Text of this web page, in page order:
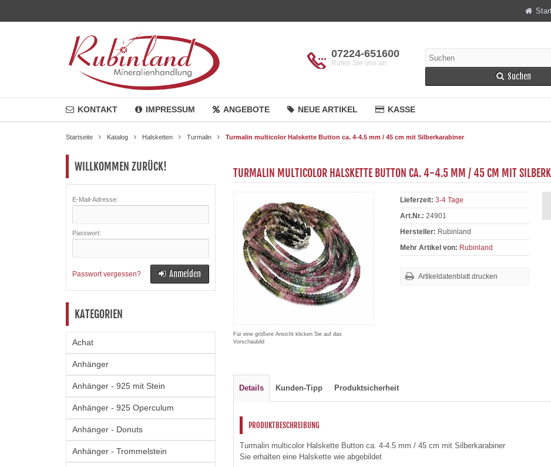
Suchen
07224-651600
Rufen Sie uns an
KONTAKT IMPRESSUM ANGEBOTE NEUE ARTIKEL KASSE
Startseite Katalog Halsketten Turmalin Turmalin multicolor Halskette Button ca. 4-4.5 mm / 45 cm mit Silberkarabiner
TURMALIN MULTICOLOR HALSKETTE BUTTON CA. 4-4.5 MM / 45 CM MIT
Für eine größere Ansicht klicken Sie auf das
Vorschaubild
Lieferzeit: 3-4 Tage
Art.Nr.: 24901
Hersteller: Rubinland
Mehr Artikel von: Rubinland
Artikeldatenblatt drucken
Details Kunden-Tipp Produktsicherheit
PRODUKTBESCHREIBUNG
Turmalin multicolor Halskette Button ca. 4-4.5 mm / 45 cm mit Silberkarabiner
Sie erhalten eine Halskette wie abgebildet
WILLKOMMEN ZURÜCK!
E-Mail-Adresse:
Passwort:
Passwort vergessen? Anmelden
KATEGORIEN
Achat
Anhänger
Anhänger - 925 mit Stein
Anhänger - 925 Operculum
Anhänger - Donuts
Anhänger - Trommelstein